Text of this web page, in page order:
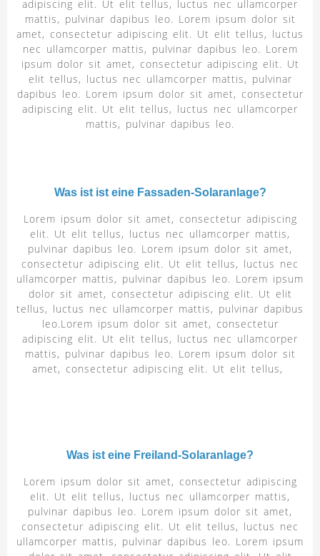
adipiscing elit. Ut elit tellus, luctus nec ullamcorper
mattis, pulvinar dapibus leo. Lorem ipsum dolor sit
amet, consectetur adipiscing elit. Ut elit tellus, luctus
nec ullamcorper mattis, pulvinar dapibus leo. Lorem
ipsum dolor sit amet, consectetur adipiscing elit. Ut
elit tellus, luctus nec ullamcorper mattis, pulvinar
dapibus leo. Lorem ipsum dolor sit amet, consectetur
adipiscing elit. Ut elit tellus, luctus nec ullamcorper
mattis, pulvinar dapibus leo.
Was ist ist eine Fassaden-Solaranlage?
Lorem ipsum dolor sit amet, consectetur adipiscing
elit. Ut elit tellus, luctus nec ullamcorper mattis,
pulvinar dapibus leo. Lorem ipsum dolor sit amet,
consectetur adipiscing elit. Ut elit tellus, luctus nec
ullamcorper mattis, pulvinar dapibus leo. Lorem ipsum
dolor sit amet, consectetur adipiscing elit. Ut elit
tellus, luctus nec ullamcorper mattis, pulvinar dapibus
leo.Lorem ipsum dolor sit amet, consectetur
adipiscing elit. Ut elit tellus, luctus nec ullamcorper
mattis, pulvinar dapibus leo. Lorem ipsum dolor sit
amet, consectetur adipiscing elit. Ut elit tellus,
Was ist eine Freiland-Solaranlage?
Lorem ipsum dolor sit amet, consectetur adipiscing
elit. Ut elit tellus, luctus nec ullamcorper mattis,
pulvinar dapibus leo. Lorem ipsum dolor sit amet,
consectetur adipiscing elit. Ut elit tellus, luctus nec
ullamcorper mattis, pulvinar dapibus leo. Lorem ipsum